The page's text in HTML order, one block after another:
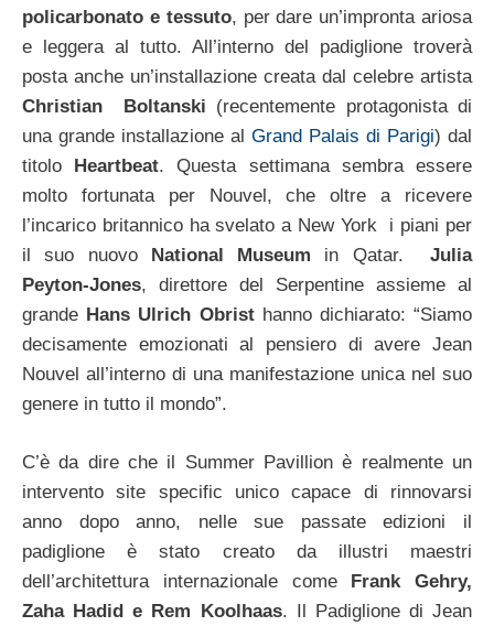
policarbonato e tessuto, per dare un’impronta ariosa
e leggera al tutto. All’interno del padiglione troverà
posta anche un’installazione creata dal celebre artista
Christian Boltanski (recentemente protagonista di
una grande installazione al Grand Palais di Parigi) dal
titolo Heartbeat.Questa settimana sembra essere
molto fortunata per Nouvel, che oltre a ricevere
l’incarico britannico ha svelato a New York i piani per
il suo nuovo National Museum in Qatar. Julia
Peyton-Jones, direttore del Serpentine assieme al
grande Hans Ulrich Obrist hanno dichiarato: “Siamo
decisamente emozionati al pensiero di avere Jean
Nouvel all’interno di una manifestazione unica nel suo
genere in tutto il mondo”.
C’è da dire che il Summer Pavillion è realmente un
intervento site specific unico capace di rinnovarsi
anno dopo anno, nelle sue passate edizioni il
padiglione è stato creato da illustri maestri
dell’architettura internazionale come Frank Gehry,
Zaha Hadid e Rem Koolhaas. Il Padiglione di Jean